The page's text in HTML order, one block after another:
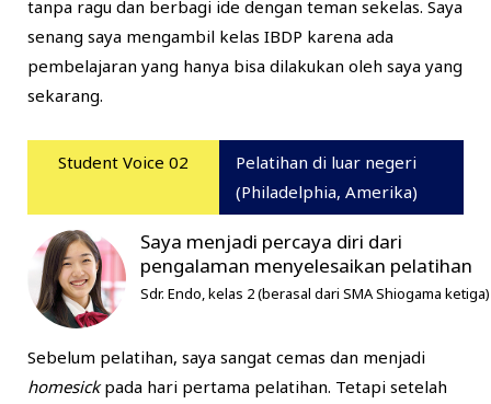
tanpa ragu dan berbagi ide dengan teman sekelas. Saya
senang saya mengambil kelas IBDP karena ada
pembelajaran yang hanya bisa dilakukan oleh saya yang
sekarang.
Student Voice 02
Pelatihan di luar negeri
(Philadelphia, Amerika)
Saya menjadi percaya diri dari
pengalaman menyelesaikan pelatihan
Sdr. Endo, kelas 2 (berasal dari SMA Shiogama ketiga)
Sebelum pelatihan, saya sangat cemas dan menjadi
homesickpada hari pertama pelatihan. Tetapi setelah